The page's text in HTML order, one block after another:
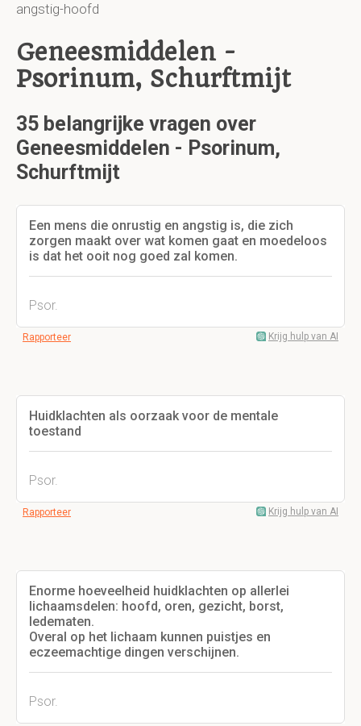
angstig-hoofd
Geneesmiddelen -
Psorinum, Schurftmijt
35 belangrijke vragen over
Geneesmiddelen - Psorinum,
Schurftmijt
Een mens die onrustig en angstig is, die zich
zorgen maakt over wat komen gaat en moedeloos
is dat het ooit nog goed zal komen.
Psor.
Rapporteer Krijg hulp van AI
Huidklachten als oorzaak voor de mentale
toestand
Psor.
Rapporteer Krijg hulp van AI
Enorme hoeveelheid huidklachten op allerlei
lichaamsdelen: hoofd, oren, gezicht, borst,
ledematen.
Overal op het lichaam kunnen puistjes en
eczeemachtige dingen verschijnen.
Psor.